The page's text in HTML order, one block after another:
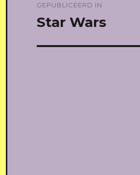
navigatie
GEPUBLICEERD IN
Star Wars